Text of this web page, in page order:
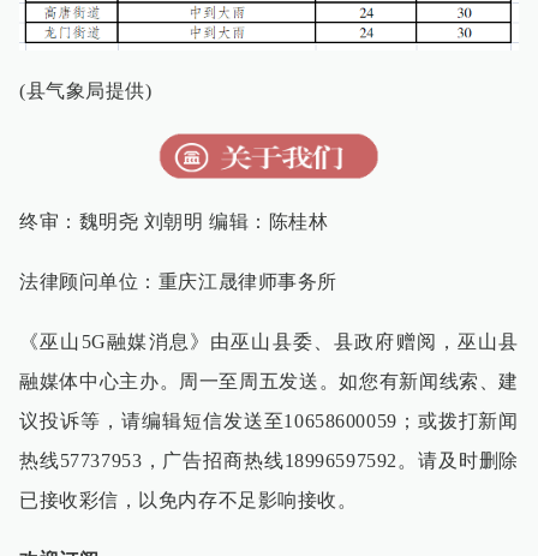
(县气象局提供)
终审：魏明尧 刘朝明 编辑：陈桂林
法律顾问单位：重庆江晟律师事务所
《巫山 5G融媒消息》由巫山县委、县政府赠阅，巫山县
融媒体中心主办。周一至周五发送。如您有新闻线索、建
议投诉等，请编辑短信发送至10658600059 ；或拨打新闻
热线57737953 ，广告招商热线18996597592 。请及时删除
已接收彩信，以免内存不足影响接收。